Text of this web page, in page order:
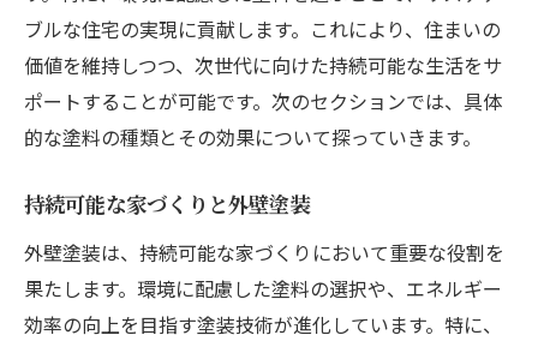
ブルな住宅の実現に貢献します。これにより、住まいの
価値を維持しつつ、次世代に向けた持続可能な生活をサ
ポートすることが可能です。次のセクションでは、具体
的な塗料の種類とその効果について探っていきます。
持続可能な家づくりと外壁塗装
外壁塗装は、持続可能な家づくりにおいて重要な役割を
果たします。環境に配慮した塗料の選択や、エネルギー
効率の向上を目指す塗装技術が進化しています。特に、